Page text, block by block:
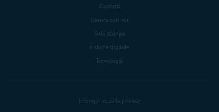
Contatti
Lavora con noi
Sala stampa
Fiducia digitale
Tecnologia
Informativa sulla privacy